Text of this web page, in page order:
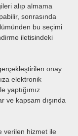
alıp almama
sonrasında
bu seçimi
iletisindeki
onay
elektronik
yaptığımız
ve kapsam dışında
verilen hizmet ile